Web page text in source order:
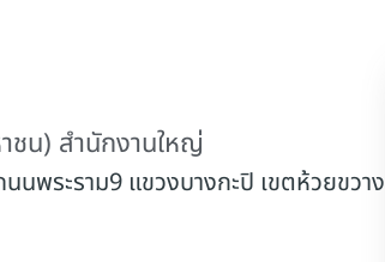
ชน) สำนักงานใหญ่
พระราม9 แขวงบางกะปิ เขตห้วยขวาง